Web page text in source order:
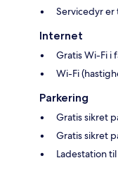
Servicedyr er
Internet
Gratis Wi-Fi i
Wi-Fi
Parkering
Gratis sikret
Gratis sikret
Ladestation